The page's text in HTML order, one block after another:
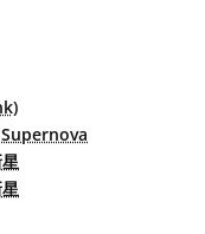
Supernova